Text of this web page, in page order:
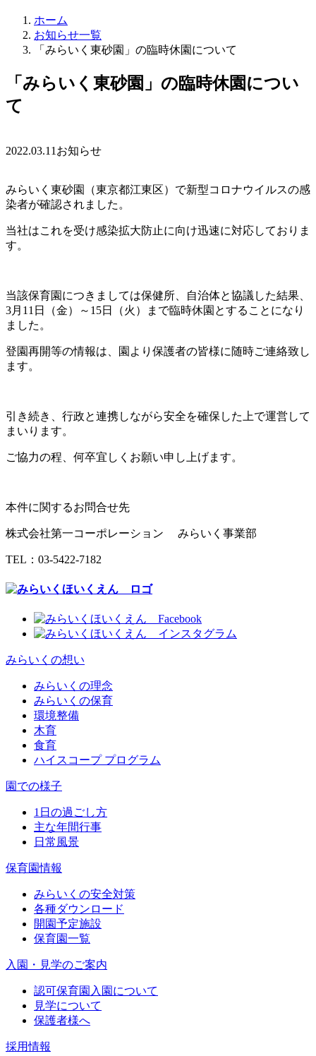
ホーム
お知らせ一覧
「みらいく東砂園」の臨時休園について
「みらいく東砂園」の臨時休園につい
て
2022.03.11 お知らせ
みらいく東砂園（東京都江東区）で新型コロナウイルスの感
染者が確認されました。
当社はこれを受け感染拡大防止に向け迅速に対応しておりま
す。
当該保育園につきましては保健所、自治体と協議した結果、
3月11日（金）～15日（火）まで臨時休園とすることになり
ました。
登園再開等の情報は、園より保護者の皆様に随時ご連絡致し
ます。
引き続き、行政と連携しながら安全を確保した上で運営して
まいります。
ご協力の程、何卒宜しくお願い申し上げます。
本件に関するお問合せ先
株式会社第一コーポレーション みらいく事業部
TEL：03-5422-7182
みらいくの想い
みらいくの理念
みらいくの保育
環境整備
木育
食育
ハイスコープ プログラム
園での様子
1日の過ごし方
主な年間行事
日常風景
保育園情報
みらいくの安全対策
各種ダウンロード
開園予定施設
保育園一覧
入園・見学のご案内
認可保育園入園について
見学について
保護者様へ
採用情報